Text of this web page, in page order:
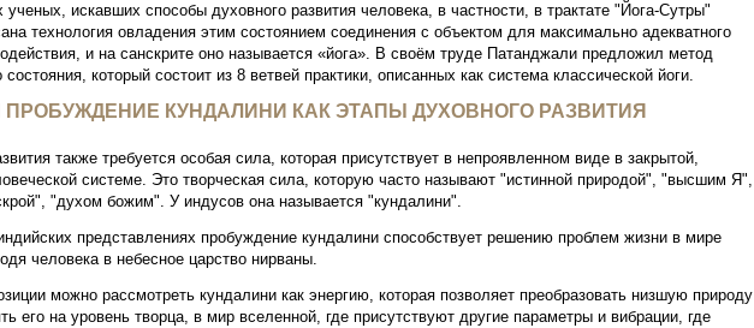
ученых, искавших способы духовного развития человека, в частности, в трактате "Йога-Сутры"
технология овладения этим состоянием соединения с объектом для максимально адекватного
и на санскрите оно называется «йога». В своём труде Патанджали предложил метод
состояния, который состоит из 8 ветвей практики, описанных как система классической йоги.
ПРОБУЖДЕНИЕ КУНДАЛИНИ КАК ЭТАПЫ ДУХОВНОГО РАЗВИТИЯ
также требуется особая сила, которая присутствует в непроявленном виде в закрытой,
системе. Это творческая сила, которую часто называют "истинной природой", "высшим Я",
"духом божим". У индусов она называется "кундалини".
представлениях пробуждение кундалини способствует решению проблем жизни в мире
человека в небесное царство нирваны.
можно рассмотреть кундалини как энергию, которая позволяет преобразовать низшую природу
его на уровень творца, в мир вселенной, где присутствуют другие параметры и вибрации, где